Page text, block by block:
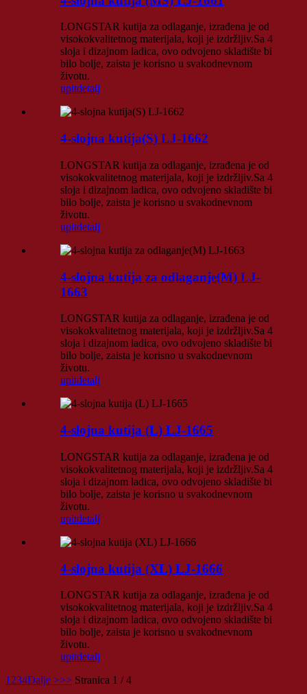
LONGSTAR kutija za odlaganje, izrađena je od
visokokvalitetnog materijala, koji je izdržljiv.Sa 4
sloja i dizajnom ladica, ovo odvojeno skladište bi
bilo bolje, zaista je korisno u svakodnevnom
životu.
upitdetalj
4-slojna kutija(S) LJ-1662
LONGSTAR kutija za odlaganje, izrađena je od
visokokvalitetnog materijala, koji je izdržljiv.Sa 4
sloja i dizajnom ladica, ovo odvojeno skladište bi
bilo bolje, zaista je korisno u svakodnevnom
životu.
upitdetalj
4-slojna kutija za odlaganje(M) LJ-
1663
LONGSTAR kutija za odlaganje, izrađena je od
visokokvalitetnog materijala, koji je izdržljiv.Sa 4
sloja i dizajnom ladica, ovo odvojeno skladište bi
bilo bolje, zaista je korisno u svakodnevnom
životu.
upitdetalj
4-slojna kutija (L) LJ-1665
LONGSTAR kutija za odlaganje, izrađena je od
visokokvalitetnog materijala, koji je izdržljiv.Sa 4
sloja i dizajnom ladica, ovo odvojeno skladište bi
bilo bolje, zaista je korisno u svakodnevnom
životu.
upitdetalj
4-slojna kutija (XL) LJ-1666
LONGSTAR kutija za odlaganje, izrađena je od
visokokvalitetnog materijala, koji je izdržljiv.Sa 4
sloja i dizajnom ladica, ovo odvojeno skladište bi
bilo bolje, zaista je korisno u svakodnevnom
životu.
upitdetalj
1 234Dalje >>> Stranica 1 / 4